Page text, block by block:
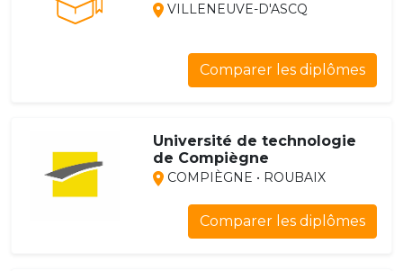
VILLENEUVE-D'ASCQ
Comparer les diplômes
Université de technologie
de Compiègne
COMPIÈGNE • ROUBAIX
Comparer les diplômes